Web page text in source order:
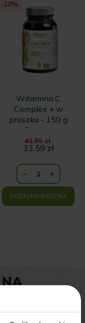
-20%
Witamina C
Complex + w
proszku - 150 g
Biowen
41.99zł
cena
41.99 zł.
33.59 zł
cena
wynosi:
33.59 zł.
DODAJ DO KOSZYKA